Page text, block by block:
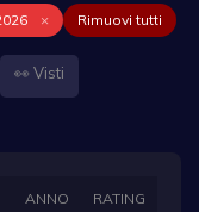
× Rimuovi tutti
👀 Visti
ANNO RATING